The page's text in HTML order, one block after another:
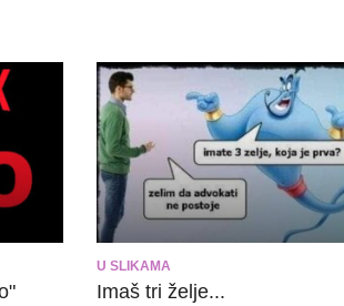
U SLIKAMA
Imaš tri želje...